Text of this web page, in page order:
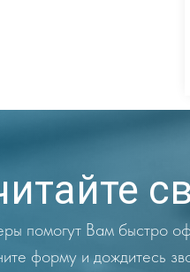
помогут Вам быстро
форму и дождитесь